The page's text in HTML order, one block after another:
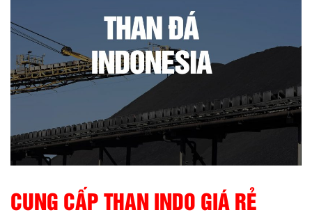
CUNG CẤP THAN INDO GIÁ RẺ